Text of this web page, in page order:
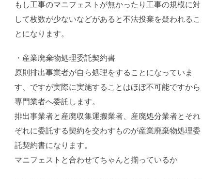
もし工事のマニフェストが無かったり工事の規模に対
して枚数が少ないなどがあると不法投棄を疑われるこ
とになります。
・産業廃棄物処理委託契約書
原則排出事業者が自ら処理をすることになっていま
す、ですが実際に実施することはほぼ不可能ですから
専門業者へ委託します。
排出事業者と産廃収集運搬業者、産廃処分業者とそれ
ぞれに委託する契約を交わすものが産業廃棄物処理委
託契約書になります。
マニフェストと合わせてちゃんと揃っているか